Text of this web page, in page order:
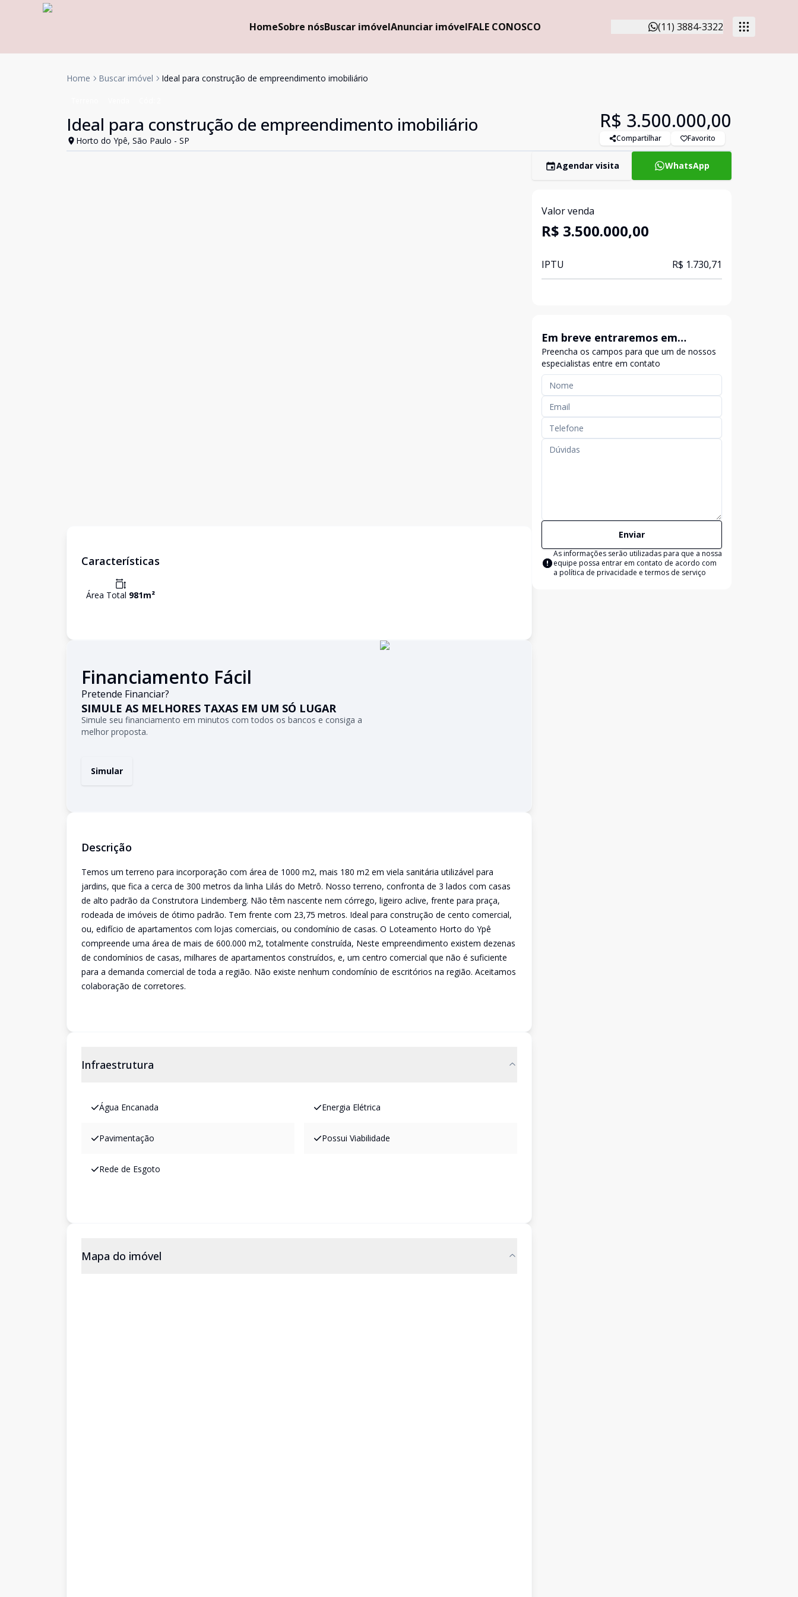
HomeSobre nósBuscar imóvelAnunciar imóvelFALE CONOSCO (11) 3884-3322
Home Buscar imóvel Ideal para construção de empreendimento imobiliário
Ideal para construção de empreendimento imobiliário
Horto do Ypê, São Paulo - SP
R$ 3.500.000,00
Compartilhar Favorito
Características
Área Total 981m²
Financiamento Fácil
Pretende Financiar?
SIMULE AS MELHORES TAXAS EM UM SÓ LUGAR
Simule seu financiamento em minutos com todos os bancos e consiga a
melhor proposta.
Simular
Descrição
Temos um terreno para incorporação com área de 1000 m2, mais 180 m2 em viela sanitária utilizável para
jardins, que fica a cerca de 300 metros da linha Lilás do Metrô. Nosso terreno, confronta de 3 lados com casas
de alto padrão da Construtora Lindemberg. Não têm nascente nem córrego, ligeiro aclive, frente para praça,
rodeada de imóveis de ótimo padrão. Tem frente com 23,75 metros. Ideal para construção de cento comercial,
ou, edifício de apartamentos com lojas comerciais, ou condomínio de casas. O Loteamento Horto do Ypê
compreende uma área de mais de 600.000 m2, totalmente construída, Neste empreendimento existem dezenas
de condomínios de casas, milhares de apartamentos construídos, e, um centro comercial que não é suficiente
para a demanda comercial de toda a região. Não existe nenhum condomínio de escritórios na região. Aceitamos
colaboração de corretores.
Infraestrutura
Água Encanada Energia Elétrica
Pavimentação Possui Viabilidade
Rede de Esgoto
Mapa do imóvel
Agendar visita WhatsApp
Valor venda
R$ 3.500.000,00
IPTU R$ 1.730,71
Em breve entraremos em
contato
Preencha os campos para que um de nossos
especialistas entre em contato
Enviar
As informações serão utilizadas para que a nossa
equipe possa entrar em contato de acordo com
a política de privacidade e termos de serviço